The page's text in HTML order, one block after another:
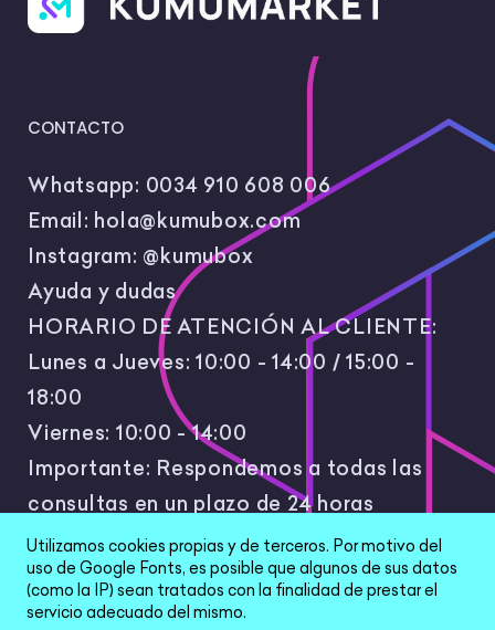
CONTACTO
Whatsapp: 0034 910 608 006
Email: hola@kumubox.com
Instagram: @kumubox
Ayuda y dudas
HORARIO DE ATENCIÓN AL CLIENTE:
Lunes a Jueves: 10:00 - 14:00 / 15:00 -
18:00
Viernes: 10:00 - 14:00
Importante: Respondemos a todas las
consultas en un plazo de 24 horas
laborales.
Utilizamos cookies propias y de terceros. Por motivo del
uso de Google Fonts, es posible que algunos de sus datos
(como la IP) sean tratados con la finalidad de prestar el
servicio adecuado del mismo.